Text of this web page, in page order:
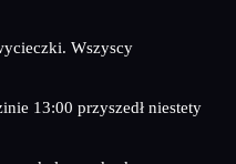
Wszyscy
13:00 przyszedł niestety